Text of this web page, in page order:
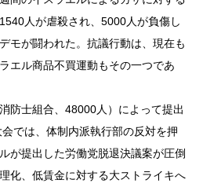
人が虐殺され、5000人が負傷し
モが闘われた。抗議行動は、現在も
エル商品不買運動もその一つであ
防士組合、48000人）によって提出
では、体制内派執行部の反対を押
が提出した労働党脱退決議案が圧倒
化、低賃金に対する大ストライキへ